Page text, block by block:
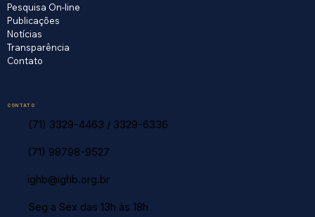
Pesquisa On-line
Publicações
Notícias
Transparência
Contato
CONTATO
(71) 3329-4463 / 3329-6336
(71) 98798-9527
ighb@ighb.org.br
Seg a Sex das 13h às 18h